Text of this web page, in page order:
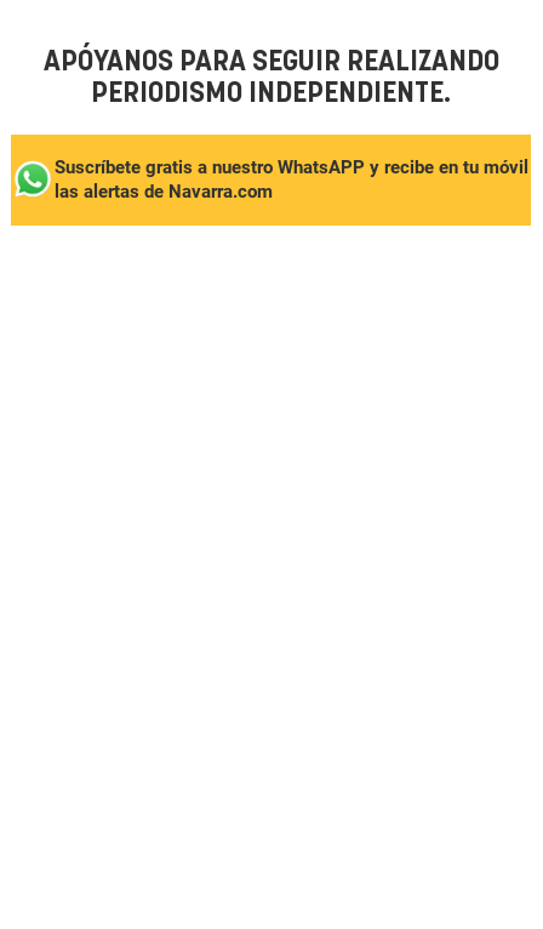
APÓYANOS PARA SEGUIR REALIZANDO
PERIODISMO INDEPENDIENTE.
Suscríbete gratis a nuestro WhatsAPP y recibe en tu móvil
las alertas de Navarra.com